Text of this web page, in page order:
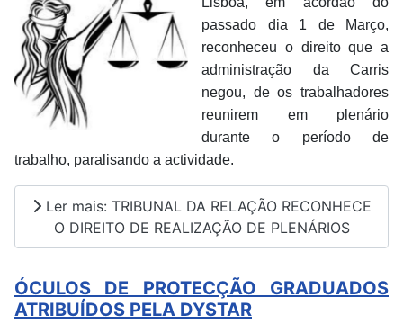
passado dia 1 de Março,
reconheceu o direito que a
administração da Carris
negou, de os trabalhadores
reunirem em plenário
durante o período de
trabalho, paralisando a actividade.
Ler mais: TRIBUNAL DA RELAÇÃO RECONHECE
O DIREITO DE REALIZAÇÃO DE PLENÁRIOS
ÓCULOS DE PROTECÇÃO GRADUADOS
ATRIBUÍDOS PELA DYSTAR